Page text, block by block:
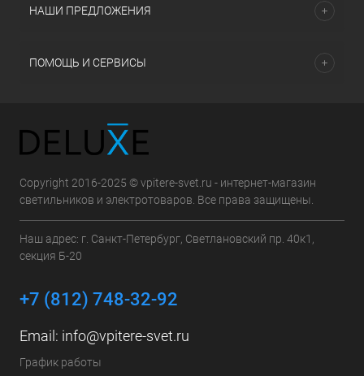
НАШИ ПРЕДЛОЖЕНИЯ
ПОМОЩЬ И СЕРВИСЫ
Copyright 2016-2025 © vpitere-svet.ru - интернет-магазин
светильников и электротоваров. Все права защищены.
Наш адрес: г. Санкт-Петербург, Светлановский пр. 40к1,
секция Б-20
+7 (812) 748-32-92
Email: info@vpitere-svet.ru
График работы